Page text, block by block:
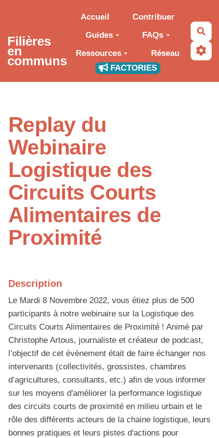
Aller au contenu principal
Filières
en
communs
Accueil
Contribuer
Guides
FAQs
Ressources
Réseau
FACTORIES
Replay du
Webinaire
Logistique des
Circuits Courts
Alimentaires de
Proximité
Description
Le Mardi 8 Novembre 2022, vous étiez plus de 500
participants à notre webinaire sur la Logistique des
Circuits Courts Alimentaires de Proximité ! Animé par
Christophe Artous, journaliste et créateur de podcast,
l’objectif de cet évènement était de faire échanger nos
intervenants (collectivités, grossistes, chambres
d’agricultures, consultants, etc.) afin de vous informer
sur les moyens d'améliorer la performance logistique
des circuits courts de proximité en milieu urbain et le
rôle des différents acteurs de la chaine logistique, leurs
bonnes pratiques et leurs pistes d'actions pour